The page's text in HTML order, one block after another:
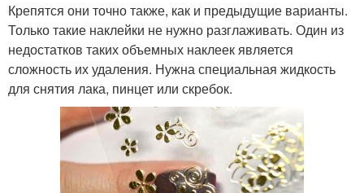
Крепятся они точно также, как и предыдущие варианты.
Только такие наклейки не нужно разглаживать. Один из
недостатков таких объемных наклеек является
сложность их удаления. Нужна специальная жидкость
для снятия лака, пинцет или скребок.